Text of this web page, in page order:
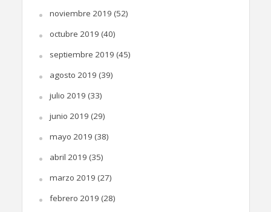
noviembre 2019 (52)
octubre 2019 (40)
septiembre 2019 (45)
agosto 2019 (39)
julio 2019 (33)
junio 2019 (29)
mayo 2019 (38)
abril 2019 (35)
marzo 2019 (27)
febrero 2019 (28)